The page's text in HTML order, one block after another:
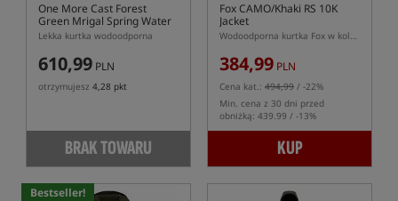
One More Cast Forest
Green Mrigal Spring Water
Resistant Jacket
Lekka kurtka wodoodporna
610,99 PLN
otrzymujesz 4,28 pkt
BRAK TOWARU
Fox CAMO/Khaki RS 10K
Jacket
Wodoodporna kurtka Fox w kolorze CAMO/Khaki
384,99 PLN
Cena kat.: 494,99 / -22%
Min. cena z 30 dni przed
obniżką: 439.99 / -13%
KUP
Bestseller!